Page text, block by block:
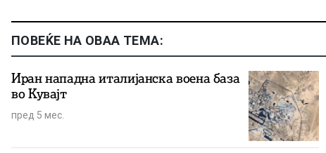
ПОВЕЌЕ НА ОВАА ТЕМА:
Иран нападна италијанска воена база
во Кувајт
пред 5 мес.